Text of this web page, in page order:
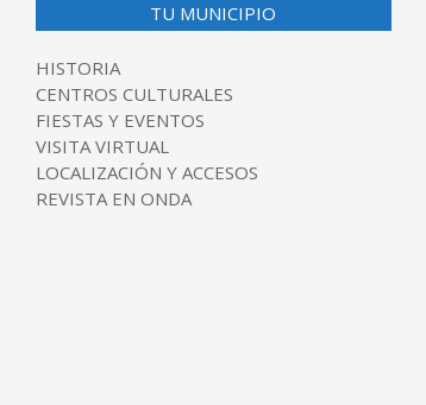
TU MUNICIPIO
HISTORIA
CENTROS CULTURALES
FIESTAS Y EVENTOS
VISITA VIRTUAL
LOCALIZACIÓN Y ACCESOS
REVISTA EN ONDA